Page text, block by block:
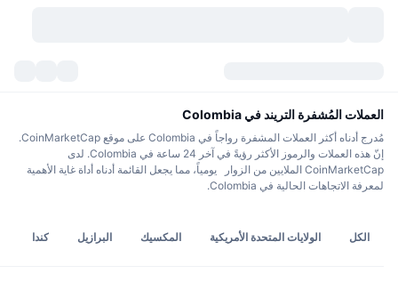
التصنيف
الفئات
فتح قفل التوكنات
الأسواق
نظرة عامة للسوق
السوق الفورية
DexScan
إشارات New
التريندات
منصات التداول
منصة تداول مركزية:API
العملات المُشفرة التريند في Colombia
مُدرج أدناه أكثر العملات المشفرة رواجاً في Colombia على موقع CoinMarketCap.
إنّ هذه العملات والرموز الأكثر رؤيةً في آخر 24 ساعة في Colombia. لدى
CoinMarketCap الملايين من الزوار يومياً، مما يجعل القائمة أدناه أداة غاية الأهمية
لمعرفة الاتجاهات الحالية في Colombia.
الكل الولايات المتحدة الأمريكية المكسيك البرازيل كندا